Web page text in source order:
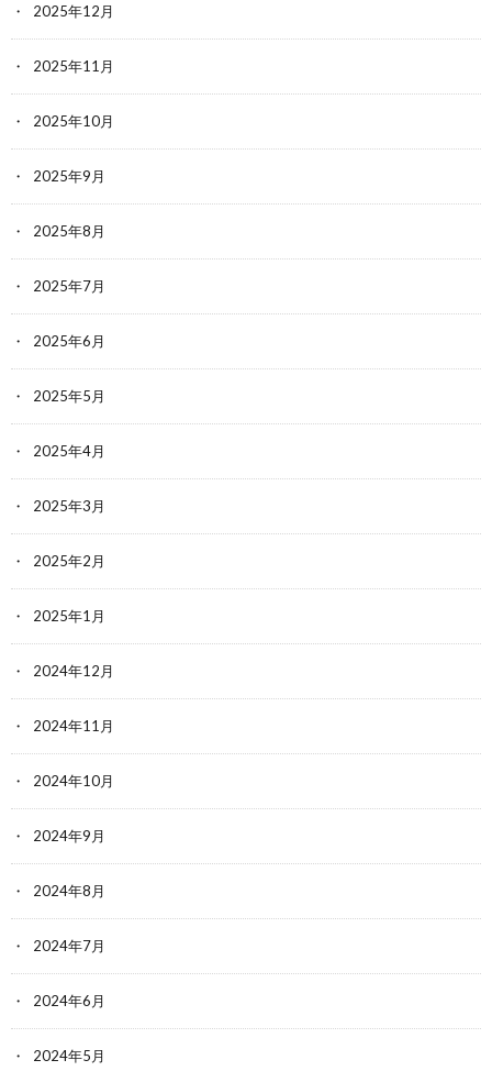
2025年12月
2025年11月
2025年10月
2025年9月
2025年8月
2025年7月
2025年6月
2025年5月
2025年4月
2025年3月
2025年2月
2025年1月
2024年12月
2024年11月
2024年10月
2024年9月
2024年8月
2024年7月
2024年6月
2024年5月